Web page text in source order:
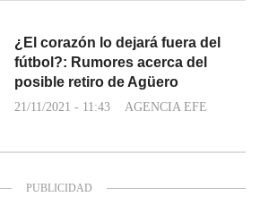
¿El corazón lo dejará fuera del
fútbol?: Rumores acerca del
posible retiro de Agüero
21/11/2021 - 11:43 AGENCIA EFE